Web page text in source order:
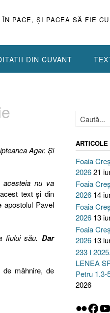
PACE, ŞI PACEA SĂ FIE
DIN CUVANT
Agar. Şi
nu va
text şi din
Pavel
fiului său.Dar
mâhnire, de
Foaia
202621
Foaia
2026 14
Foaia
2026 13
Foaia
2026 13
233 I
LENEA
Petru 1.3-
2026
Flickr